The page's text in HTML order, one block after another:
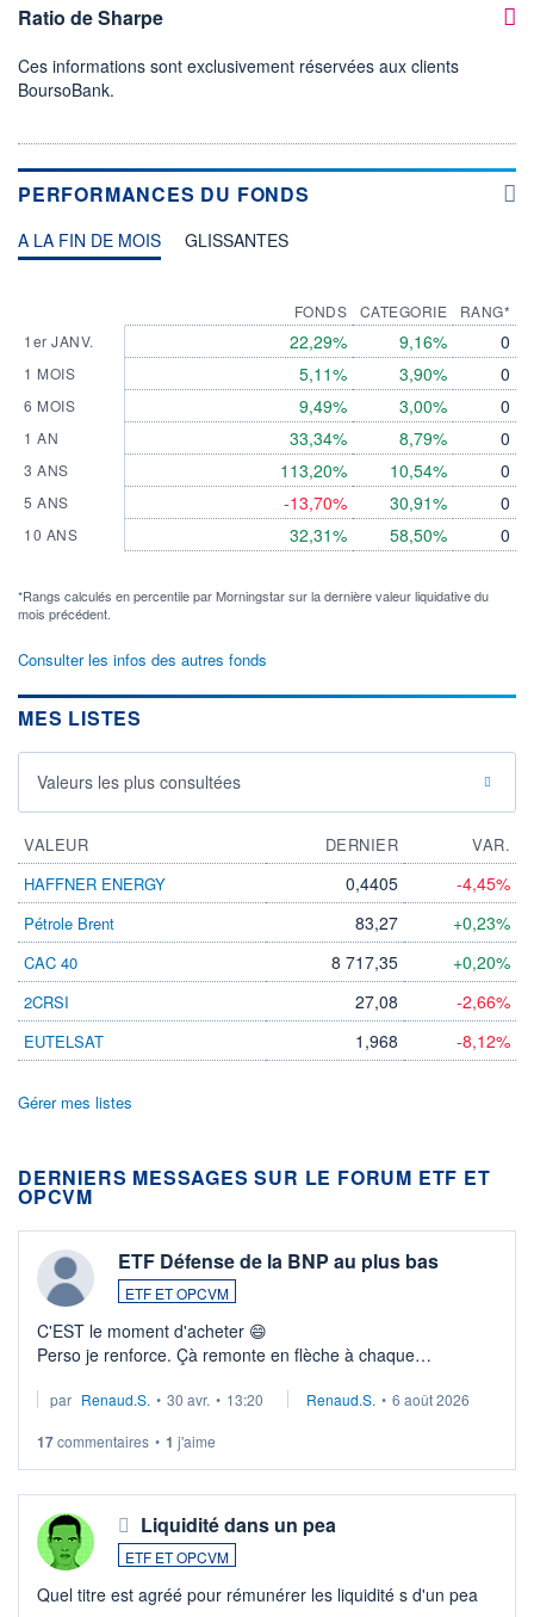
Ratio de Sharpe
Ces informations sont exclusivement réservées aux clients
BoursoBank.
PERFORMANCES DU FONDS
A LA FIN DE MOIS GLISSANTES
1er JANV.
1 MOIS
6 MOIS
1 AN
3 ANS
5 ANS
10 ANS
FONDS
22,29%
5,11%
9,49%
33,34%
113,20%
-13,70%
32,31%
CATEGORIE
9,16%
3,90%
3,00%
8,79%
10,54%
30,91%
58,50%
RANG*
0
0
0
0
0
0
0
*Rangs calculés en percentile par Morningstar sur la dernière valeur liquidative du
mois précédent.
Consulter les infos des autres fonds
MES LISTES
Valeurs les plus consultées
VALEUR DERNIER
VAR.
HAFFNER ENERGY
0,4405 -4,45%
Pétrole Brent 83,27 +0,23%
CAC 40 8 717,35 +0,20%
2CRSI 27,08 -2,66%
EUTELSAT 1,968 -8,12%
Gérer mes listes
DERNIERS MESSAGES SUR LE FORUM ETF ET
OPCVM
ETF Défense de la BNP au plus bas
ETF ET OPCVM
C'EST le moment d'acheter 😄​
Perso je renforce. Çà remonte en flèche à chaque
Investissement long terme tip top pour sa retraite.
par Renaud.S. • 30 avr. • 13:20 Renaud.S. • 6 août 2026
17commentaires • 1 j'aime
Liquidité dans un pea
ETF ET OPCVM
Quel titre est agréé pour rémunérer les liquidité s d'un pea